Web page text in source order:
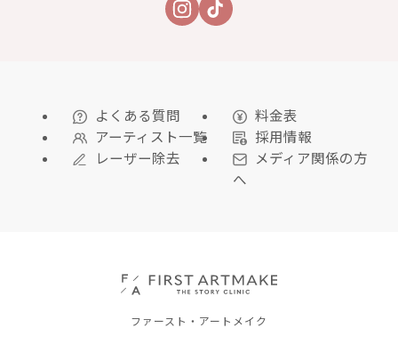
よくある質問
料金表
アーティスト一覧
採用情報
レーザー除去
メディア関係の方
へ
ファースト・アートメイク